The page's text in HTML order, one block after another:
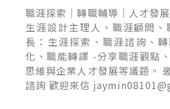
職涯探索｜轉職輔導｜人才發
生涯設計主理人、職涯顧問
長：生涯探索、職涯諮詢、
化、職能轉譯 -分享職涯觀點
思維與企業人才發展等議題。
諮詢 歡迎來信